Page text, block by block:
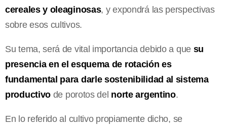
cereales y oleaginosas, y expondrá las perspectivas
sobre esos cultivos.
Su tema, será de vital importancia debido a quesu
presencia en el esquema de rotación es
fundamental para darle sostenibilidad al sistema
productivo de porotos del norte argentino.
En lo referido al cultivo propiamente dicho, se